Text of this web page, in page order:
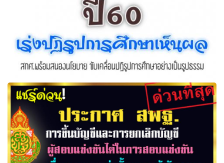
นายกฯ ปักธงปี60เร่งปฏิรูปการศึกษาเห็นผล เชื่อมโยงกรอบ
คุณวุฒิแห่งชาติ NQF